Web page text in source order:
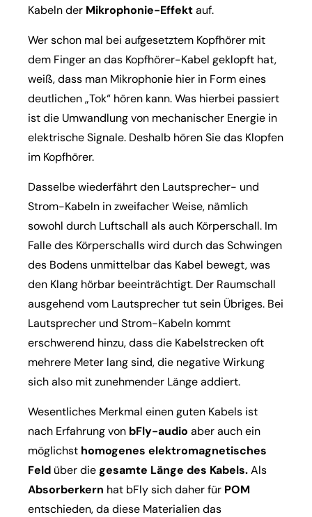
Kabeln der Mikrophonie-Effektauf.
Wer schon mal bei aufgesetztem Kopfhörer mit
dem Finger an das Kopfhörer-Kabel geklopft hat,
weiß, dass man Mikrophonie hier in Form eines
deutlichen „Tok“ hören kann. Was hierbei passiert
ist die Umwandlung von mechanischer Energie in
elektrische Signale. Deshalb hören Sie das Klopfen
im Kopfhörer.
Dasselbe wiederfährt den Lautsprecher- und
Strom-Kabeln in zweifacher Weise, nämlich
sowohl durch Luftschall als auch Körperschall. Im
Falle des Körperschalls wird durch das Schwingen
des Bodens unmittelbar das Kabel bewegt, was
den Klang hörbar beeinträchtigt. Der Raumschall
ausgehend vom Lautsprecher tut sein Übriges. Bei
Lautsprecher und Strom-Kabeln kommt
erschwerend hinzu, dass die Kabelstrecken oft
mehrere Meter lang sind, die negative Wirkung
sich also mit zunehmender Länge addiert.
Wesentliches Merkmal einen guten Kabels ist
nach Erfahrung von bFly-audio aber auch ein
möglichst homogenes elektromagnetisches
Feld über diegesamte Länge des Kabels.Als
Absorberkern hat bFly sich daher für POM
entschieden, da diese Materialien das